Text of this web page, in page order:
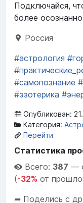
Подключайся,
более
Россия
#астрология
#самопознание
#эзотерика
Опубликован:
Категория:
Перейти
Статистика
Всего: 387 —
(-32% от
➦ Поделись с